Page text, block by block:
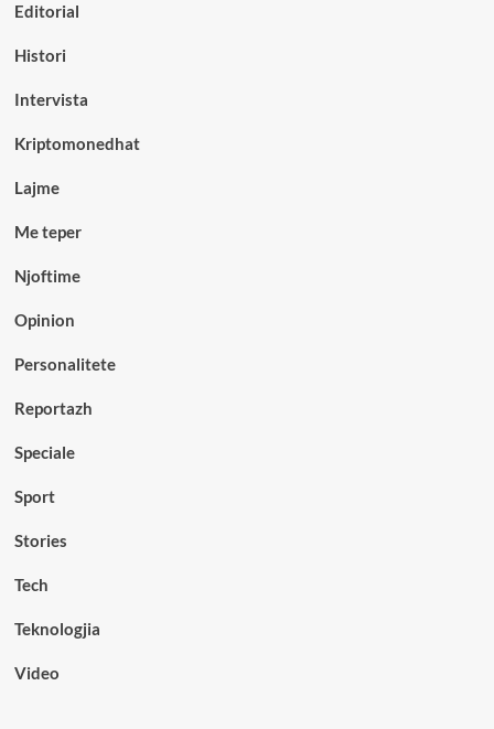
Editorial
Histori
Intervista
Kriptomonedhat
Lajme
Me teper
Njoftime
Opinion
Personalitete
Reportazh
Speciale
Sport
Stories
Tech
Teknologjia
Video